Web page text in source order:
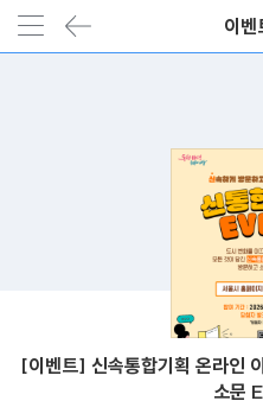
이벤
[이벤트] 신속통합기획 온라인
소문